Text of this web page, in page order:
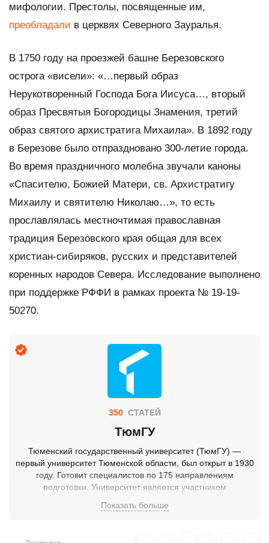
мифологии. Престолы, посвященные им,
преобладали в церквях Северного Зауралья.
В 1750 году на проезжей башне Березовского
острога «висели»: «…первый образ
Нерукотворенный Господа Бога Иисуса…, вторый
образ Пресвятыя Богородицы Знамения, третий
образ святого архистратига Михаила». В 1892 году
в Березове было отпраздновано 300-летие города.
Во время праздничного молебна звучали каноны
«Спасителю, Божией Матери, св. Архистратигу
Михаилу и святителю Николаю…», то есть
прославлялась местночтимая православная
традиция Березовского края общая для всех
христиан-сибиряков, русских и представителей
коренных народов Севера. Исследование выполнено
при поддержке РФФИ в рамках проекта № 19-19-
50270.
ТюмГУ
350 СТАТЕЙ
Тюменский государственный университет (ТюмГУ) —
первый университет Тюменской области, был открыт в 1930
году. Готовит специалистов по 175 направлениям
подготовки. Университет является участником
лидерства «Приоритет 2030». Участие в программе
Показать больше